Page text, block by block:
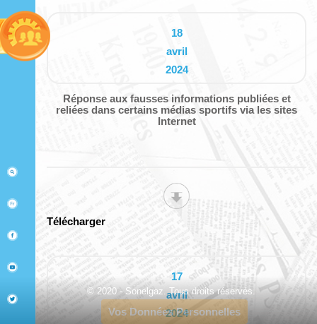
18
avril
2024
Réponse aux fausses informations publiées et
reliées dans certains médias sportifs via les sites
Internet
Télécharger
17
avril
2024
© 2020 - Sonelgaz. Tous droits réservés.
Vos Données Personnelles